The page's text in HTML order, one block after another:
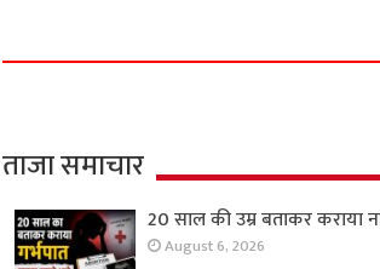
ताजा समाचार
20 साल की उम्र बताकर कराया
August 6, 2026